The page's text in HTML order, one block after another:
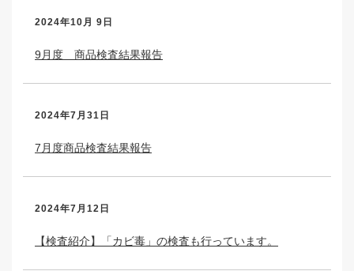
2024年10月 9日
9月度 商品検査結果報告
2024年7月31日
7月度商品検査結果報告
2024年7月12日
【検査紹介】「カビ毒」の検査も行っています。